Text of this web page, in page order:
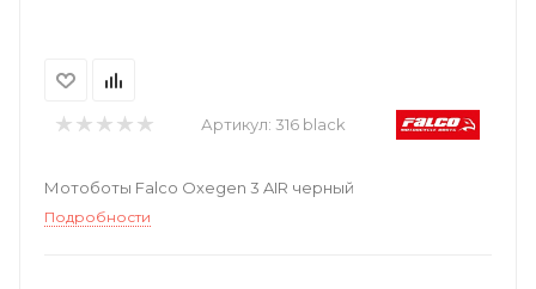
Артикул: 316 black
Мотоботы Falco Oxegen 3 AIR черный
Подробности